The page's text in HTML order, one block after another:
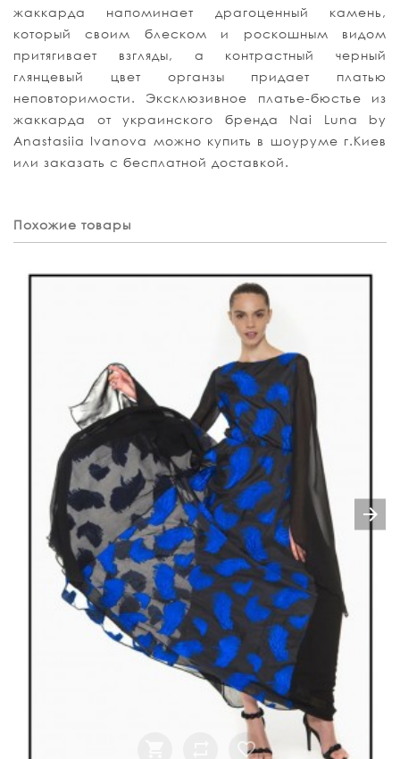
жаккарда напоминает драгоценный камень,
который своим блеском и роскошным видом
притягивает взгляды, а контрастный черный
глянцевый цвет органзы придает платью
неповторимости. Эксклюзивное платье-бюстье из
жаккарда от украинского бренда Nai Luna by
Anastasiia Ivanova можно купить в шоуруме г.Киев
или заказать с бесплатной доставкой.
Похожие товары